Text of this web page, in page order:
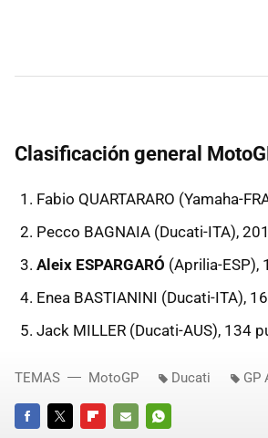
Clasificación general
Fabio QUARTARARO (Yamaha-
Pecco BAGNAIA (Ducati-ITA),
Aleix ESPARGARÓ (Aprilia-ESP),
Enea BASTIANINI (Ducati-ITA),
Jack MILLER (Ducati-AUS), 134
TEMAS MotoGP Ducati GP